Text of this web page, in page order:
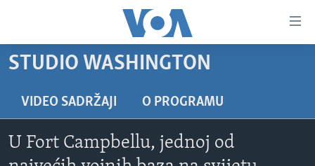
glavni
Pređi
na
glavnu
VIDEO
VIJESTI
STUDIO WASHINGTON
VIDEO SADRŽAJI O PROGRAMU
U Fort Campbellu, jednoj od